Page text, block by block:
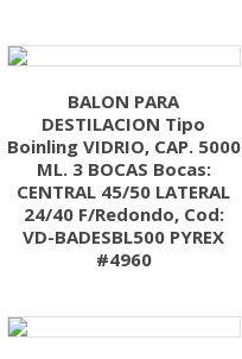
BALON PARA
DESTILACION Tipo
Boinling VIDRIO, CAP. 5000
ML. 3 BOCAS Bocas:
CENTRAL 45/50 LATERAL
24/40 F/Redondo, Cod:
VD-BADESBL500 PYREX
#4960